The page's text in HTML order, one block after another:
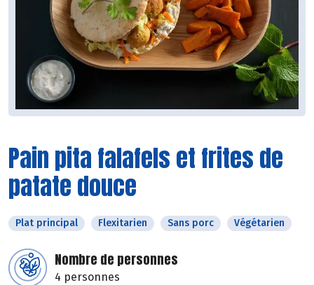
Pain pita falafels et frites de
patate douce
Plat principal Flexitarien Sans porc Végétarien
Nombre de personnes
4 personnes